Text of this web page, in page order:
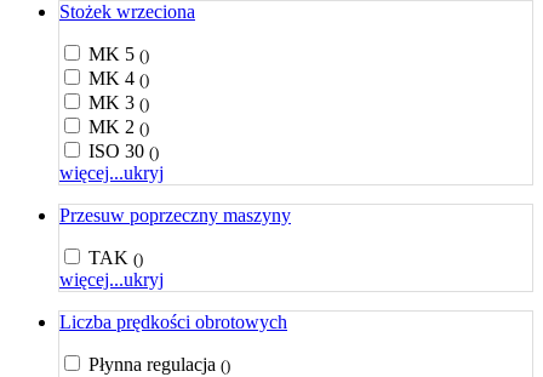
Stożek wrzeciona
MK 5 ()
MK 4 ()
MK 3 ()
MK 2 ()
ISO 30 ()
więcej...ukryj
Przesuw poprzeczny maszyny
TAK ()
więcej...ukryj
Liczba prędkości obrotowych
Płynna regulacja ()